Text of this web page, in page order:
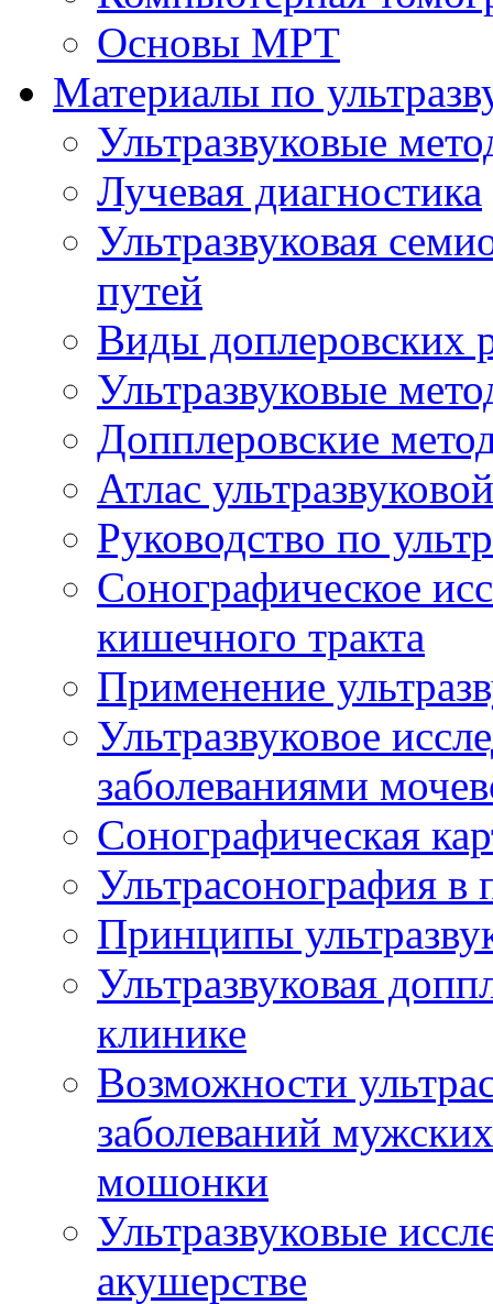
Основы МРТ
Материалы по
Ультразвуковые
Лучевая диагностика
Ультразвуковая
путей
Виды доплеровских
Ультразвуковые
Допплеровские
Атлас
Руководство по
Сонографическое
кишечного тракта
Применение
Ультразвуковое
заболеваниями
Сонографическая
Ультрасонография в
Принципы
Ультразвуковая
клинике
Возможности
заболеваний
мошонки
Ультразвуковые
акушерстве